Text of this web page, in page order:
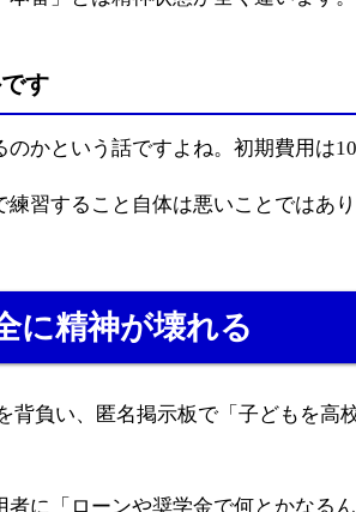
す
かという話ですよね。初期費用は
習すること自体は悪いことではあり
に精神が壊れる
背負い、匿名掲示板で「子どもを
者に「ローンや奨学金で何とかなる